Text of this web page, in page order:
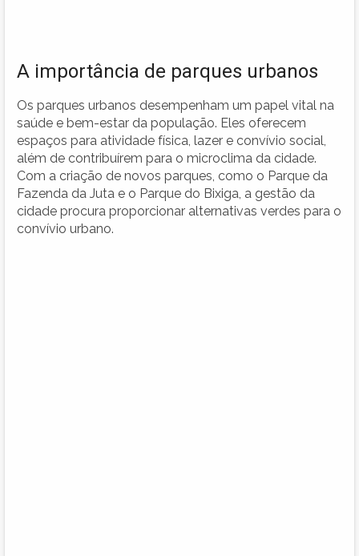
A importância de parques urbanos
Os parques urbanos desempenham um papel vital na
saúde e bem-estar da população. Eles oferecem
espaços para atividade física, lazer e convívio social,
além de contribuírem para o microclima da cidade.
Com a criação de novos parques, como o Parque da
Fazenda da Juta e o Parque do Bixiga, a gestão da
cidade procura proporcionar alternativas verdes para o
convívio urbano.